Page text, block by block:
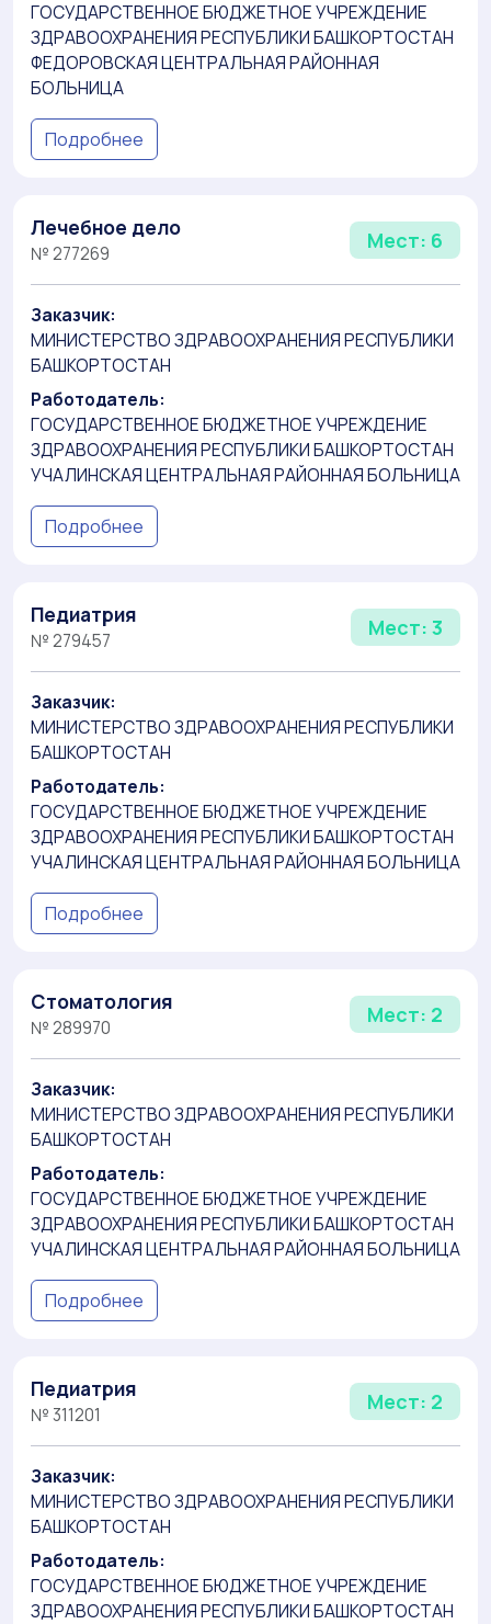
ГОСУДАРСТВЕННОЕ БЮДЖЕТНОЕ УЧРЕЖДЕНИЕ
ЗДРАВООХРАНЕНИЯ РЕСПУБЛИКИ БАШКОРТОСТАН
ФЕДОРОВСКАЯ ЦЕНТРАЛЬНАЯ РАЙОННАЯ
БОЛЬНИЦА
Подробнее
Лечебное дело
№ 277269
Мест: 6
Заказчик:
МИНИСТЕРСТВО ЗДРАВООХРАНЕНИЯ РЕСПУБЛИКИ
БАШКОРТОСТАН
Работодатель:
ГОСУДАРСТВЕННОЕ БЮДЖЕТНОЕ УЧРЕЖДЕНИЕ
ЗДРАВООХРАНЕНИЯ РЕСПУБЛИКИ БАШКОРТОСТАН
УЧАЛИНСКАЯ ЦЕНТРАЛЬНАЯ РАЙОННАЯ БОЛЬНИЦА
Подробнее
Педиатрия
№ 279457
Мест: 3
Заказчик:
МИНИСТЕРСТВО ЗДРАВООХРАНЕНИЯ РЕСПУБЛИКИ
БАШКОРТОСТАН
Работодатель:
ГОСУДАРСТВЕННОЕ БЮДЖЕТНОЕ УЧРЕЖДЕНИЕ
ЗДРАВООХРАНЕНИЯ РЕСПУБЛИКИ БАШКОРТОСТАН
УЧАЛИНСКАЯ ЦЕНТРАЛЬНАЯ РАЙОННАЯ БОЛЬНИЦА
Подробнее
Стоматология
№ 289970
Мест: 2
Заказчик:
МИНИСТЕРСТВО ЗДРАВООХРАНЕНИЯ РЕСПУБЛИКИ
БАШКОРТОСТАН
Работодатель:
ГОСУДАРСТВЕННОЕ БЮДЖЕТНОЕ УЧРЕЖДЕНИЕ
ЗДРАВООХРАНЕНИЯ РЕСПУБЛИКИ БАШКОРТОСТАН
УЧАЛИНСКАЯ ЦЕНТРАЛЬНАЯ РАЙОННАЯ БОЛЬНИЦА
Подробнее
Педиатрия
№ 311201
Мест: 2
Заказчик:
МИНИСТЕРСТВО ЗДРАВООХРАНЕНИЯ РЕСПУБЛИКИ
БАШКОРТОСТАН
Работодатель:
ГОСУДАРСТВЕННОЕ БЮДЖЕТНОЕ УЧРЕЖДЕНИЕ
ЗДРАВООХРАНЕНИЯ РЕСПУБЛИКИ БАШКОРТОСТАН